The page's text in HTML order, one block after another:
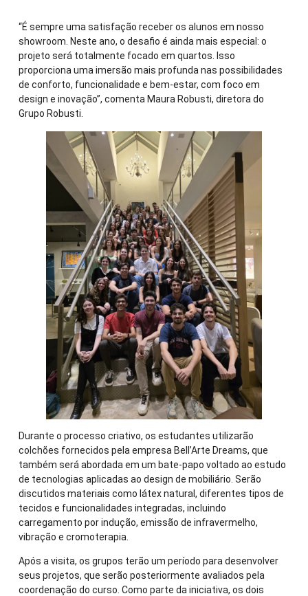
“É sempre uma satisfação receber os alunos em nosso
showroom. Neste ano, o desafio é ainda mais especial: o
projeto será totalmente focado em quartos. Isso
proporciona uma imersão mais profunda nas possibilidades
de conforto, funcionalidade e bem-estar, com foco em
design e inovação”, comenta Maura Robusti, diretora do
Grupo Robusti.
Durante o processo criativo, os estudantes utilizarão
colchões fornecidos pela empresa Bell’Arte Dreams, que
também será abordada em um bate-papo voltado ao estudo
de tecnologias aplicadas ao design de mobiliário. Serão
discutidos materiais como látex natural, diferentes tipos de
tecidos e funcionalidades integradas, incluindo
carregamento por indução, emissão de infravermelho,
vibração e cromoterapia.
Após a visita, os grupos terão um período para desenvolver
seus projetos, que serão posteriormente avaliados pela
coordenação do curso. Como parte da iniciativa, os dois